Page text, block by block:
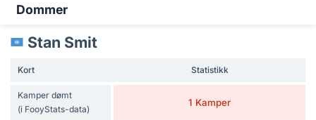
Dommer
Stan Smit
Kort Statistikk
Kamper dømt
(i FooyStats-data)
1 Kamper